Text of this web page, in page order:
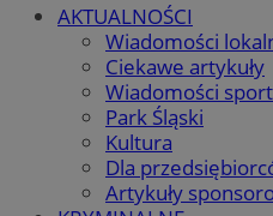
AKTUALNOŚCI
Wiadomości
Ciekawe artykuły
Wiadomości
Park Śląski
Kultura
Dla
Artykuły